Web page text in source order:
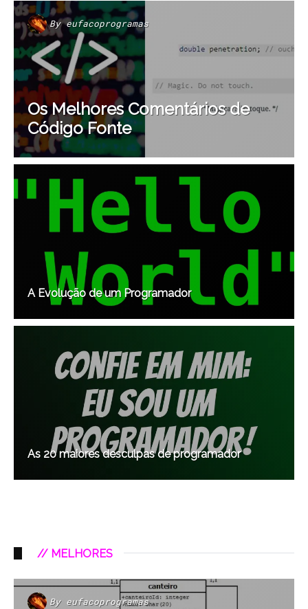
Byeufacoprogramas
Os Melhores Comentários de
Código Fonte
A Evolução de um Programador
As 20 maiores desculpas de programador
// MELHORES
By eufacoprogramas